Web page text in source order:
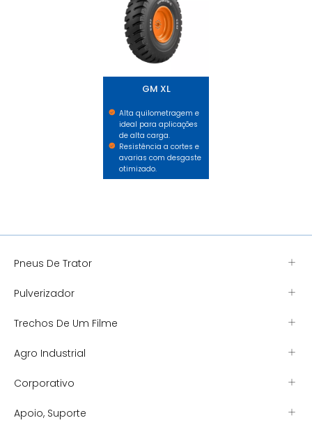
GM XL
Alta quilometragem e
ideal para aplicações
de alta carga.
Resistência a cortes e
avarias com desgaste
otimizado.
Pneus De Trator
Pulverizador
Trechos De Um Filme
Agro Industrial
Corporativo
Apoio, Suporte